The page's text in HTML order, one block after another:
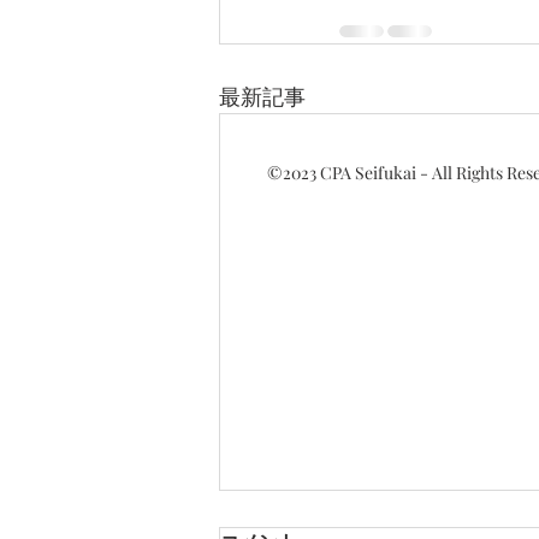
最新記事
©2023CPA Seifukai - All Rights